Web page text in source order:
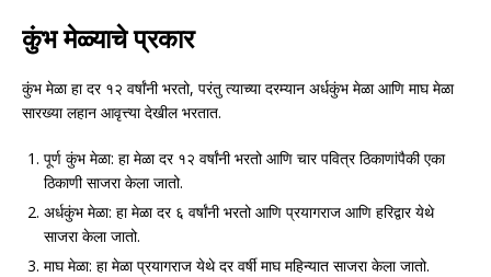
कुंभ मेळ्याचे प्रकार
कुंभ मेळा हा दर १२ वर्षांनी भरतो, परंतु त्याच्या दरम्यान अर्धकुंभ मेळा आणि माघ मेळा
सारख्या लहान आवृत्त्या देखील भरतात.
पूर्ण कुंभ मेळा: हा मेळा दर १२ वर्षांनी भरतो आणि चार पवित्र ठिकाणांपैकी एका
ठिकाणी साजरा केला जातो.
अर्धकुंभ मेळा: हा मेळा दर ६ वर्षांनी भरतो आणि प्रयागराज आणि हरिद्वार येथे
साजरा केला जातो.
माघ मेळा: हा मेळा प्रयागराज येथे दर वर्षी माघ महिन्यात साजरा केला जातो.